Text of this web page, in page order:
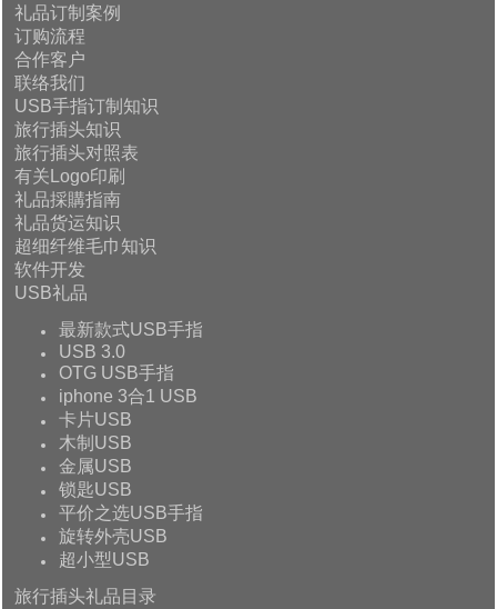
礼品订制案例
订购流程
合作客户
联络我们
USB手指订制知识
旅行插头知识
旅行插头对照表
有关Logo印刷
礼品採購指南
礼品货运知识
超细纤维毛巾知识
软件开发
USB礼品
最新款式USB手指
USB 3.0
OTG USB手指
iphone 3合1 USB
卡片USB
木制USB
金属USB
锁匙USB
平价之选USB手指
旋转外壳USB
超小型USB
旅行插头礼品目录